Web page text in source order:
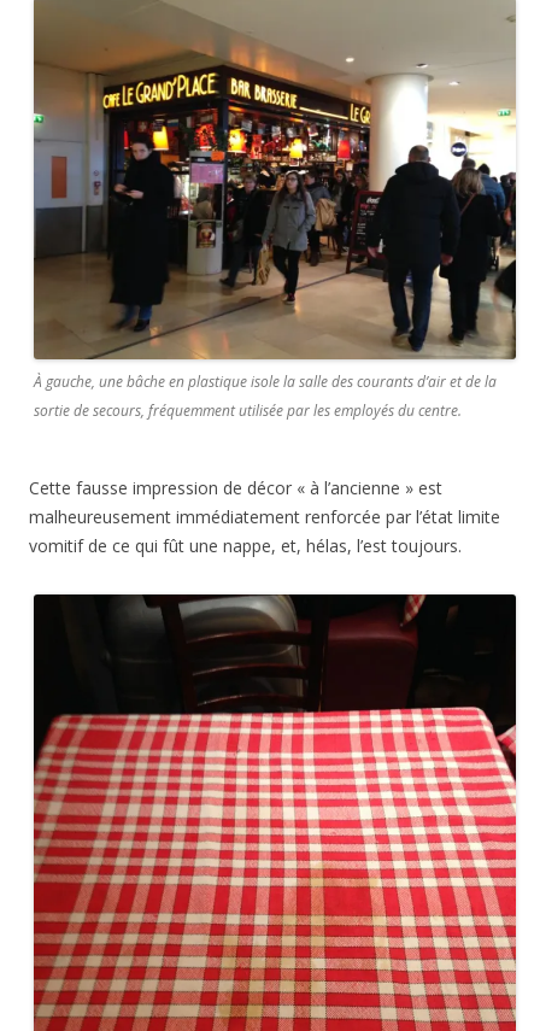
À gauche, une bâche en plastique isole la salle des courants d’air et de la
sortie de secours, fréquemment utilisée par les employés du centre.
Cette fausse impression de décor « à l’ancienne » est
malheureusement immédiatement renforcée par l’état limite
vomitif de ce qui fût une nappe, et, hélas, l’est toujours.